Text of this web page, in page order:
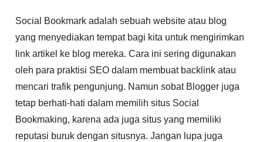
Social Bookmark adalah sebuah website atau blog
yang menyediakan tempat bagi kita untuk mengirimkan
link artikel ke blog mereka. Cara ini sering digunakan
oleh para praktisi SEO dalam membuat backlink atau
mencari trafik pengunjung. Namun sobat Blogger juga
tetap berhati-hati dalam memilih situs Social
Bookmaking, karena ada juga situs yang memiliki
reputasi buruk dengan situsnya. Jangan lupa juga